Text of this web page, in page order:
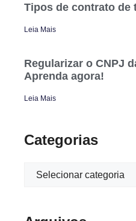
Tipos de contrato de
Leia Mais
Regularizar o CNPJ
Aprenda agora!
Leia Mais
Categorias